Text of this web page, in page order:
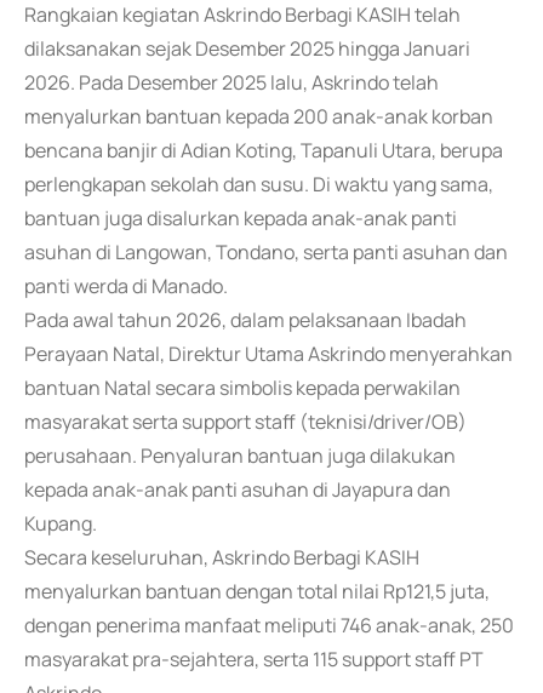
Rangkaian kegiatan Askrindo Berbagi KASIH telah
dilaksanakan sejak Desember 2025 hingga Januari
2026. Pada Desember 2025 lalu, Askrindo telah
menyalurkan bantuan kepada 200 anak-anak korban
bencana banjir di Adian Koting, Tapanuli Utara, berupa
perlengkapan sekolah dan susu. Di waktu yang sama,
bantuan juga disalurkan kepada anak-anak panti
asuhan di Langowan, Tondano, serta panti asuhan dan
panti werda di Manado.
Pada awal tahun 2026, dalam pelaksanaan Ibadah
Perayaan Natal, Direktur Utama Askrindo menyerahkan
bantuan Natal secara simbolis kepada perwakilan
masyarakat serta support staff (teknisi/driver/OB)
perusahaan. Penyaluran bantuan juga dilakukan
kepada anak-anak panti asuhan di Jayapura dan
Kupang.
Secara keseluruhan, Askrindo Berbagi KASIH
menyalurkan bantuan dengan total nilai Rp121,5 juta,
dengan penerima manfaat meliputi 746 anak-anak, 250
masyarakat pra-sejahtera, serta 115 support staff PT